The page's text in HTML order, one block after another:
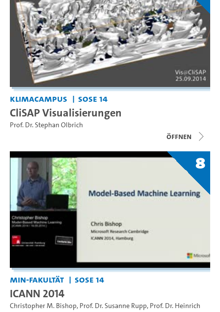
KlimaCampus SoSe 14
CliSAP Visualisierungen
Prof. Dr. Stephan Olbrich
Öffnen
8
MIN-Fakultät SoSe 14
ICANN 2014
Christopher M. Bishop, Prof. Dr. Susanne Rupp, Prof. Dr. Heinrich